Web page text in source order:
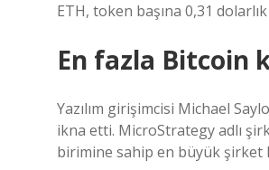
ETH, token başına 0,31
En fazla Bitcoin
Yazılım girişimcisi Michael
ikna etti. MicroStrategy adlı
birimine sahip en büyük şirket